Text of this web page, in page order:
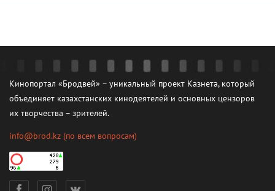
Кинопортал «Бродвей» – уникальный проект Казнета, который
объединяет казахстанских кинодеятелей и основных цензоров
их творчества – зрителей.
info@brod.kz (по всем вопросам)